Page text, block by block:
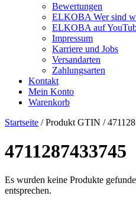
Bewertungen
ELKOBA Wer sind
ELKOBA auf
Impressum
Karriere und Jobs
Versandarten
Zahlungsarten
Kontakt
Mein Konto
Warenkorb
Startseite / Produkt GTIN /
4711287433745
Es wurden keine Produkte
entsprechen.